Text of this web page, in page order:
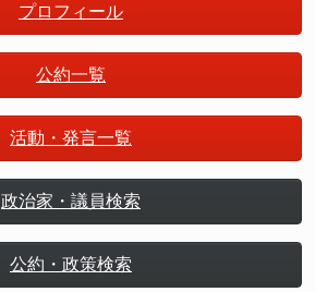
プロフィール
公約一覧
活動・発言一覧
政治家・議員検索
公約・政策検索